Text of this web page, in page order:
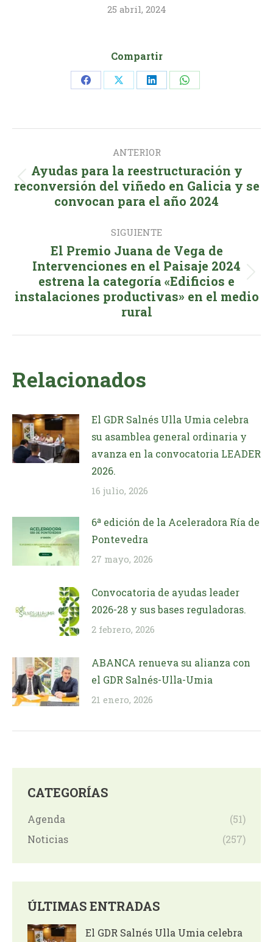
25 abril, 2024
Compartir
Share Share Share Share
entre
publicaciones
ANTERIOR
Publicación
anterior:
Ayudas para la reestructuración y
reconversión del viñedo en Galicia y se
convocan para el año 2024
SIGUIENTE
Publicación
siguiente:
El Premio Juana de Vega de
Intervenciones en el Paisaje 2024
estrena la categoría «Edificios e
instalaciones productivas» en el medio
rural
Relacionados
El GDR Salnés Ulla Umia celebra
su asamblea general ordinaria y
avanza en la convocatoria LEADER
2026.
16 julio, 2026
6ª edición de la Aceleradora Ría de
Pontevedra
27 mayo, 2026
Convocatoria de ayudas leader
2026-28 y sus bases reguladoras.
2 febrero, 2026
ABANCA renueva su alianza con
el GDR Salnés-Ulla-Umia
21 enero, 2026
CATEGORÍAS
Agenda
(51)
Noticias
(257)
ÚLTIMAS ENTRADAS
El GDR Salnés Ulla Umia celebra